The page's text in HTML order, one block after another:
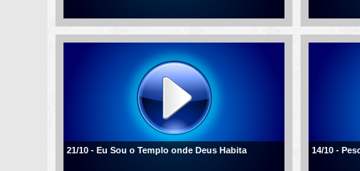
21/10 - Eu Sou o Templo onde Deus Habita 14/10 -